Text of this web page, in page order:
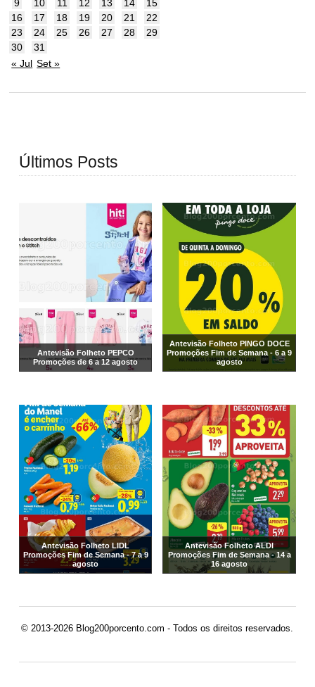
9
10 11 12 13 14
15
16
17 18 19 20 21
22
23
24 25 26 27 28
29
30
31
« Jul Set »
Últimos Posts
Antevisão Folheto PEPCO
Promoções de 6 a 12 agosto
Antevisão Folheto PINGO DOCE
Promoções Fim de Semana - 6 a 9
agosto
Antevisão Folheto LIDL
Promoções Fim de Semana - 7 a 9
agosto
Antevisão Folheto ALDI
Promoções Fim de Semana - 14 a
16 agosto
© 2013-2026 Blog200porcento.com - Todos os direitos reservados.